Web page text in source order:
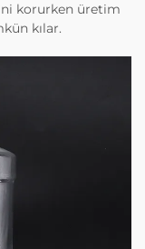
korurken üretim
kılar.